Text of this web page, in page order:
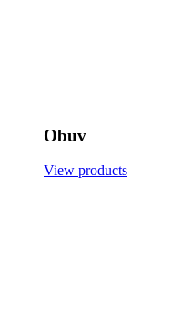
Obuv
View products